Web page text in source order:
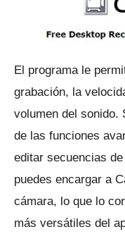
El programa le
grabación, la
volumen del sonido.
de las funciones
editar secuencias
puedes encargar a
cámara, lo que lo
más versátiles del